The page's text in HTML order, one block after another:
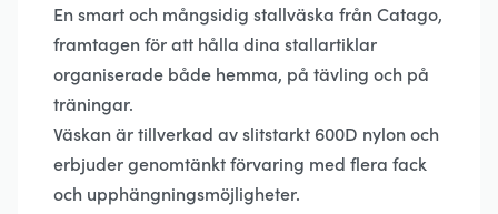
En smart och mångsidig stallväska från Catago,
framtagen för att hålla dina stallartiklar
organiserade både hemma, på tävling och på
träningar.
Väskan är tillverkad av slitstarkt 600D nylon och
erbjuder genomtänkt förvaring med flera fack
och upphängningsmöjligheter.